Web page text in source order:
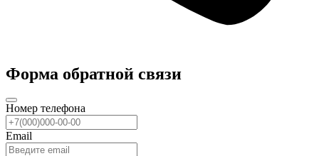
Форма обратной связи
Номер телефона
Email